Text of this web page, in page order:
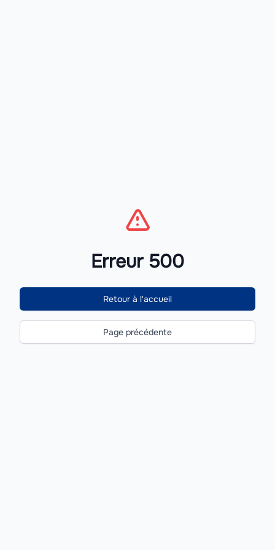
Erreur 500
Retour à l'accueil
Page précédente